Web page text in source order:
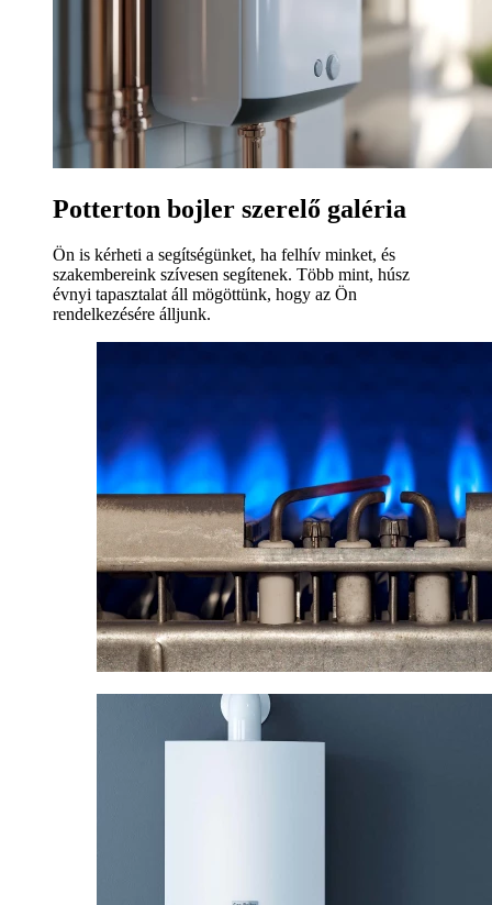
Potterton bojler szerelő galéria
Ön is kérheti a segítségünket, ha felhív minket, és
szakembereink szívesen segítenek. Több mint, húsz
évnyi tapasztalat áll mögöttünk, hogy az Ön
rendelkezésére álljunk.